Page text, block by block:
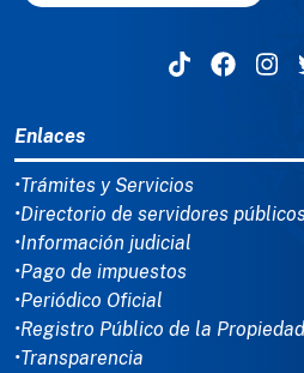
Enlaces
•Trámites y Servicios
•Directorio de servidores
•Información judicial
•Pago de impuestos
•Periódico Oficial
•Registro Público de la Propiedad
•Transparencia